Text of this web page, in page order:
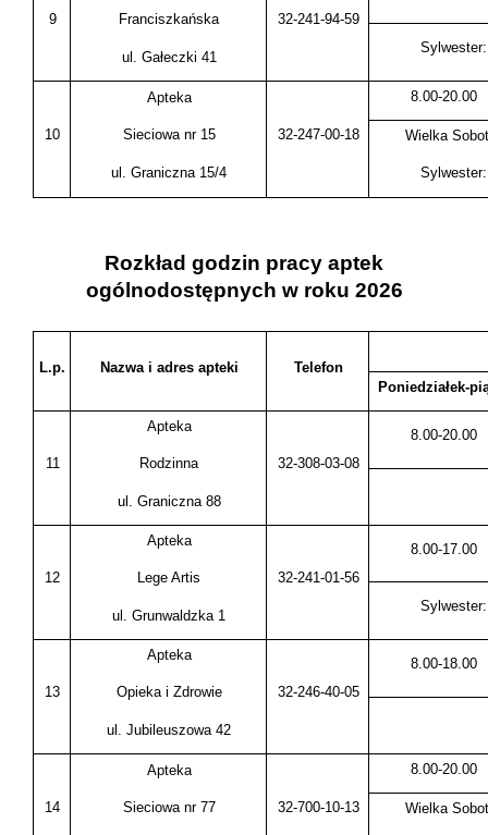
9 Franciszkańska
ul. Gałeczki 41
32-241-94-59
10
Apteka
Sieciowa nr 15
ul. Graniczna 15/4
32-247-00-18
8.00-20.00
Wielka
Rozkład godzin pracy aptek
ogólnodostępnych w roku 2026
L.p. Nazwa i adres apteki
Telefon
Poniedziałek-
11
Apteka
Rodzinna
ul. Graniczna 88
32-308-03-08
8.00-20.00
12
Apteka
Lege Artis
ul. Grunwaldzka 1
32-241-01-56
8.00-17.00
13
Apteka
Opieka i Zdrowie
ul. Jubileuszowa 42
32-246-40-05
8.00-18.00
14
Apteka
Sieciowa nr 77 32-700-10-13
8.00-20.00
Wielka